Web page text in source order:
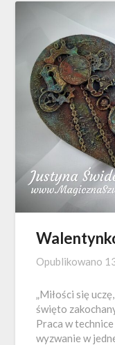
Opublikowano
„Miłości się
święto
Praca w
wyzwanie w